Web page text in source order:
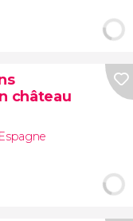
château
Espagne